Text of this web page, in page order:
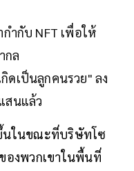
ำกับ NFT เพื่อให้
กล
ดเป็นลูกคนรวย" ลง
สนแล้ว
นในขณะที่บริษัทโซ
องพวกเขาในพื้นที่